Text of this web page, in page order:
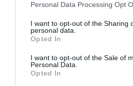
Personal Data Processing Opt
I want to opt-out of the Sharing
personal data.
Opted In
I want to opt-out of the Sale of
Personal Data.
Opted In
v mednarodnem
Naše delo na Insajder.com z donacijami